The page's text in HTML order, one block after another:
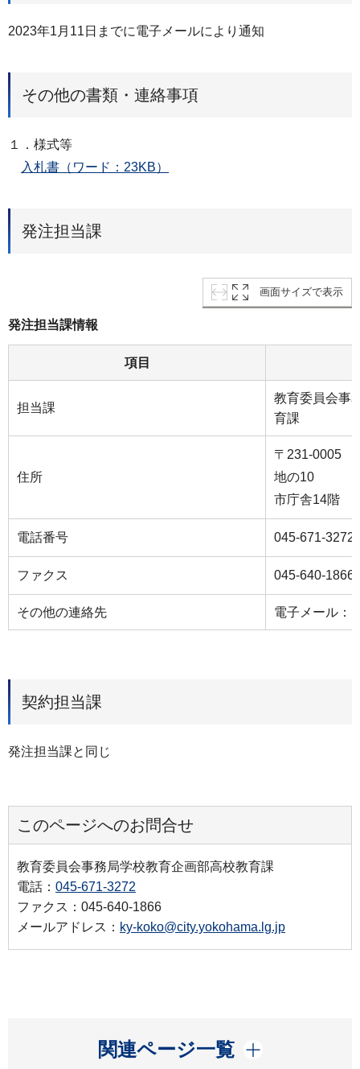
2023年1月11日までに電子メールにより通知
その他の書類・連絡事項
１．様式等
入札書（ワード：23KB）
発注担当課
画面サイズで表示
発注担当課情報
項目
担当課
教育委員会事
育課
住所
〒231-0005
地の10
市庁舎14階
電話番号 045-671-3272
ファクス 045-640-1866
その他の連絡先 電子メール：
契約担当課
発注担当課と同じ
このページへのお問合せ
教育委員会事務局学校教育企画部高校教育課
電話： 045-671-3272
ファクス：045-640-1866
メールアドレス： ky-koko@city.yokohama.lg.jp
関連ページ一覧
開く